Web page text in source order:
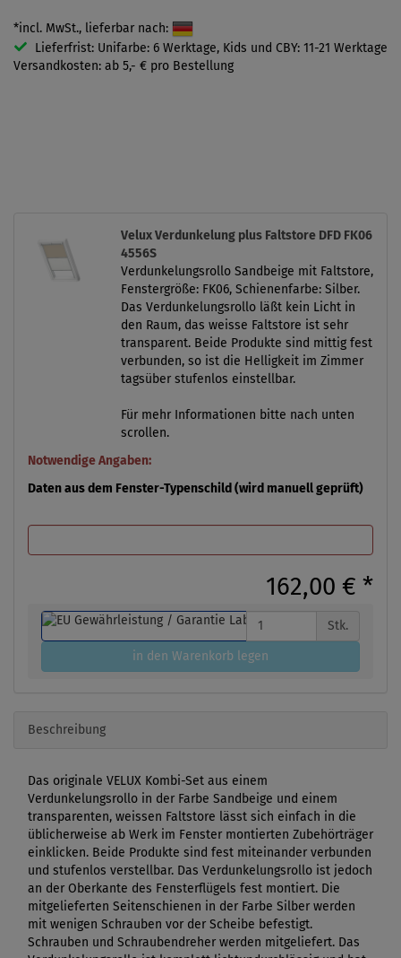
*incl. MwSt., lieferbar nach:
Lieferfrist: Unifarbe: 6 Werktage, Kids und CBY: 11-21 Werktage
Versandkosten: ab 5,- € pro Bestellung
Velux Verdunkelung plus Faltstore DFD FK06
4556S
Verdunkelungsrollo Sandbeige mit Faltstore,
Fenstergröße: FK06, Schienenfarbe: Silber.
Das Verdunkelungsrollo läßt kein Licht in
den Raum, das weisse Faltstore ist sehr
transparent. Beide Produkte sind mittig fest
verbunden, so ist die Helligkeit im Zimmer
tagsüber stufenlos einstellbar.
Für mehr Informationen bitte nach unten
scrollen.
Notwendige Angaben:
Daten aus dem Fenster-Typenschild (wird manuell geprüft)
162,00 € *
Stk.
in den Warenkorb legen
Beschreibung
Das originale VELUX Kombi-Set aus einem
Verdunkelungsrollo in der Farbe Sandbeige und einem
transparenten, weissen Faltstore lässt sich einfach in die
üblicherweise ab Werk im Fenster montierten Zubehörträger
einklicken. Beide Produkte sind fest miteinander verbunden
und stufenlos verstellbar. Das Verdunkelungsrollo ist jedoch
an der Oberkante des Fensterflügels fest montiert. Die
mitgelieferten Seitenschienen in der Farbe Silber werden
mit wenigen Schrauben vor der Scheibe befestigt.
Schrauben und Schraubendreher werden mitgeliefert. Das